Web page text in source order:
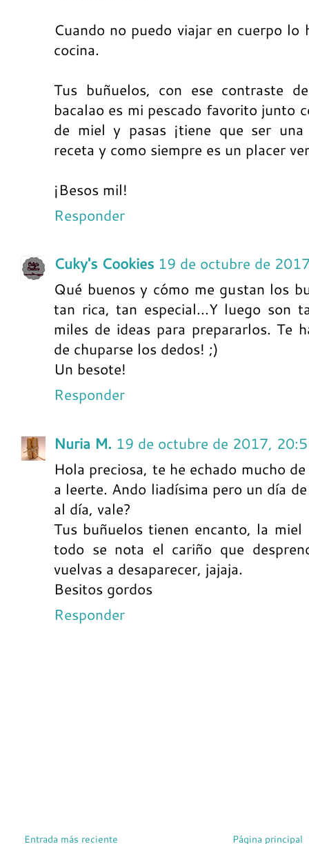
Cuando no puedo viajar en cuerpo lo
cocina.
Tus buñuelos, con ese contraste
bacalao es mi pescado favorito junto
de miel y pasas ¡tiene que ser
receta y como siempre es un placer
¡Besos mil!
Responder
Cuky's Cookies 19 de octubre de
Qué buenos y cómo me gustan los
tan rica, tan especial...Y luego son
miles de ideas para prepararlos. Te
de chuparse los dedos! ;)
Un besote!
Responder
Nuria M. 19 de octubre de 2017,
Hola preciosa, te he echado mucho
a leerte. Ando liadísima pero un día
al día, vale?
Tus buñuelos tienen encanto, la miel
todo se nota el cariño que
vuelvas a desaparecer, jajaja.
Besitos gordos
Responder
Entrada más reciente Página principal